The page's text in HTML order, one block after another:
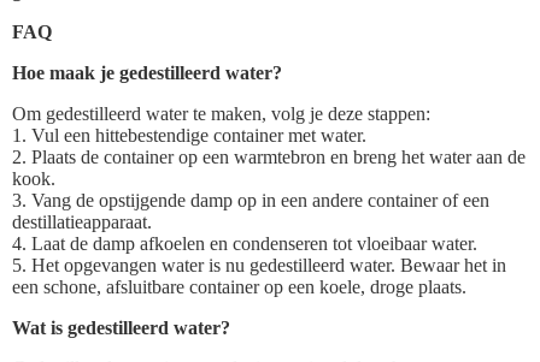
FAQ
Hoe maak je gedestilleerd water?
Om gedestilleerd water te maken, volg je deze stappen:
1. Vul een hittebestendige container met water.
2. Plaats de container op een warmtebron en breng het water aan de
kook.
3. Vang de opstijgende damp op in een andere container of een
destillatieapparaat.
4. Laat de damp afkoelen en condenseren tot vloeibaar water.
5. Het opgevangen water is nu gedestilleerd water. Bewaar het in
een schone, afsluitbare container op een koele, droge plaats.
Wat is gedestilleerd water?